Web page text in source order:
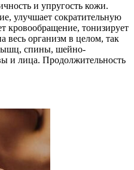
и упругость кожи.
улучшает сократительную
кровообращение, тонизирует
весь организм в целом, так
спины, шейно-
и лица. Продолжительность